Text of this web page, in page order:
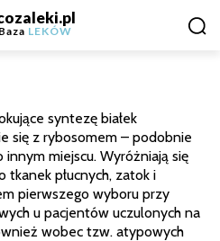
Baza LEKÓW
syntezę białek
się z rybosomem – podobnie
miejscu. Wyróżniają się
płucnych, zatok i
pierwszego wyboru przy
u pacjentów uczulonych na
wobec tzw. atypowych